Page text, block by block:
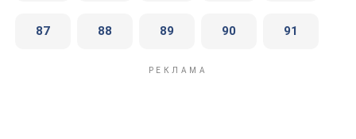
87 88 89 90 91